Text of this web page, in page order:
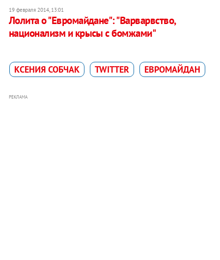
19 февраля 2014, 13:01
Лолита о "Евромайдане": "Варварвство,
национализм и крысы с бомжами"
КСЕНИЯ СОБЧАК TWITTER ЕВРОМАЙДАН
РЕКЛАМА